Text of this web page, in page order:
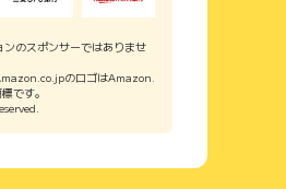
のスポンサーではありませ
のロゴはAmazon.
です。